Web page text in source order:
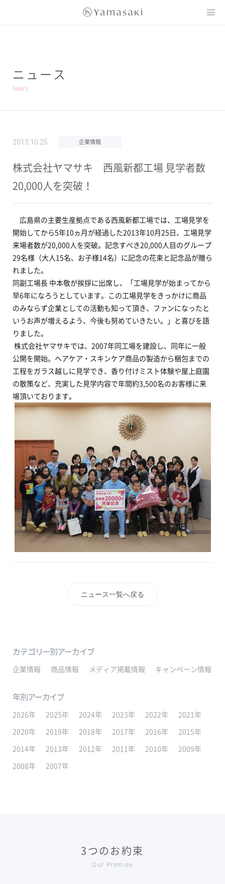
ニュース
News
2013.10.25 企業情報
株式会社ヤマサキ 西風新都工場 見学者数
20,000人を突破！
広島県の主要生産拠点である西風新都工場では、工場見学を
開始してから5年10ヵ月が経過した2013年10月25日、工場見学
来場者数が20,000人を突破。記念すべき20,000人目のグループ
29名様（大人15名、お子様14名）に記念の花束と記念品が贈ら
れました。
同副工場長 中本敬が挨拶に出席し、「工場見学が始まってから
早6年になろうとしています。この工場見学をきっかけに商品
のみならず企業としての活動も知って頂き、ファンになったと
いうお声が増えるよう、今後も努めていきたい。」と喜びを語
りました。
株式会社ヤマサキでは、2007年同工場を建設し、同年に一般
公開を開始。ヘアケア・スキンケア商品の製造から梱包までの
工程をガラス越しに見学でき、香り付けミスト体験や屋上庭園
の散策など、充実した見学内容で年間約3,500名のお客様に来
場頂いております。
ニュース一覧へ戻る
カテゴリー別アーカイブ
企業情報 商品情報 メディア掲載情報 キャンペーン情報
年別アーカイブ
2026年 2025年 2024年 2023年 2022年
2021年
2020年
2019年 2018年 2017年 2016年
2015年
2014年
2013年 2012年 2011年 2010年
2009年
2008年
2007年
3つのお約束
Our Promise